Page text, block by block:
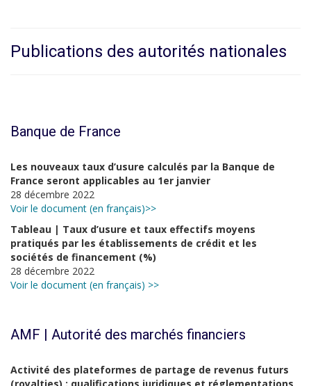
Publications des autorités nationales
Banque de France
Les nouveaux taux d’usure calculés par la Banque de
France seront applicables au 1er janvier
28 décembre 2022
Voir le document (en français)>>
Tableau | Taux d’usure et taux effectifs moyens
pratiqués par les établissements de crédit et les
sociétés de financement (%)
28 décembre 2022
Voir le document (en français) >>
AMF | Autorité des marchés financiers
Activité des plateformes de partage de revenus futurs